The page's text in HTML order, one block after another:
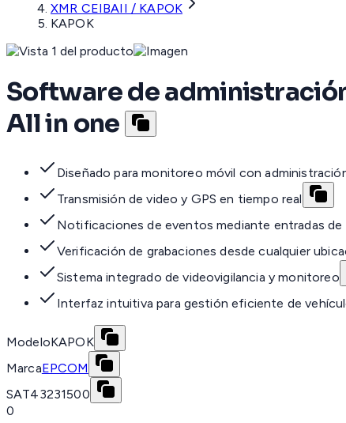
XMR CEIBAII / KAPOK
KAPOK
Software de
All in one
Diseñado para monitoreo móvil con
Transmisión de video y GPS en tiempo real
Notificaciones de eventos mediante entradas de
Verificación de grabaciones desde cualquier
Sistema integrado de videovigilancia y monitoreo
Interfaz intuitiva para gestión eficiente de
ModeloKAPOK
MarcaEPCOM
SAT43231500
0